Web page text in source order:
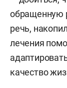
обращенную
речь,
лечения
качество